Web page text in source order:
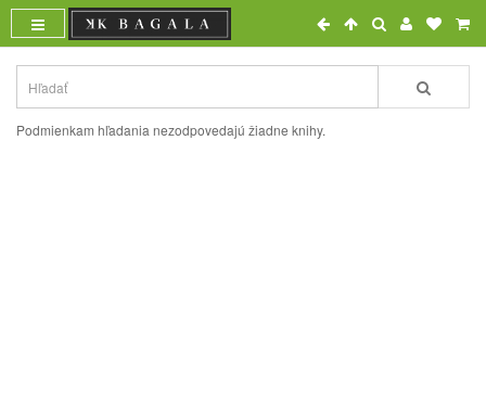
Podmienkam hľadania nezodpovedajú žiadne knihy.